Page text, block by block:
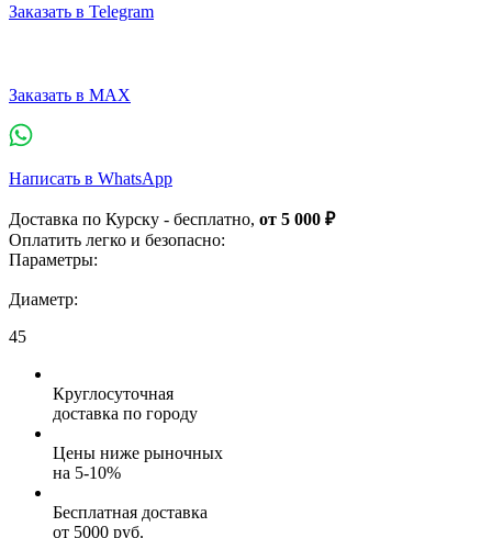
Заказать в Telegram
Заказать в MAX
Написать в WhatsApp
Доставка по Курску - бесплатно, от 5 000 ₽
Оплатить легко и безопасно:
Параметры:
Диаметр:
45
Круглосуточная
доставка по городу
Цены ниже рыночных
на 5-10%
Бесплатная доставка
от 5000 руб.